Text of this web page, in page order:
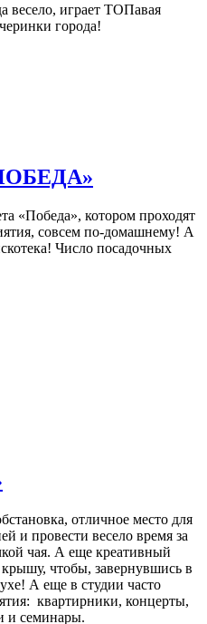
весело, играет ТОПавая
города!
«Победа», котором проходят
совсем по-домашнему! А
Число посадочных
отличное место для
и провести весело время за
чая. А еще креативный
чтобы, завернувшись в
А еще в студии часто
квартирники, концерты,
и семинары.